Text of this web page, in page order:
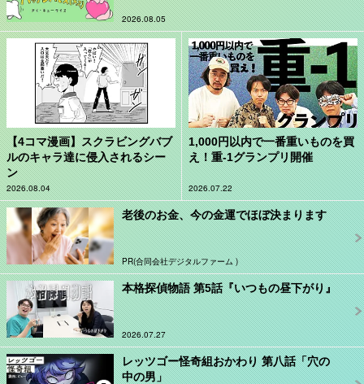
2026.08.05
【4コマ漫画】スクラビングバブ
ルのキャラ達に侵入されるシー
ン
2026.08.04
1,000円以内で一番重いものを買
え！重-1グランプリ開催
2026.07.22
老後のお金、今の金運でほぼ決まります
PR(合同会社デジタルファーム )
本格探偵物語 第5話『いつもの昼下がり』
2026.07.27
レッツゴー怪奇組おかわり 第八話「穴の
中の男」